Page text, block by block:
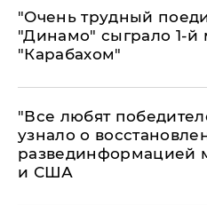
"Очень трудный
"Динамо" сыграло 1-й
"Карабахом"
​"Все любят
узнало о
развединформацией
и США